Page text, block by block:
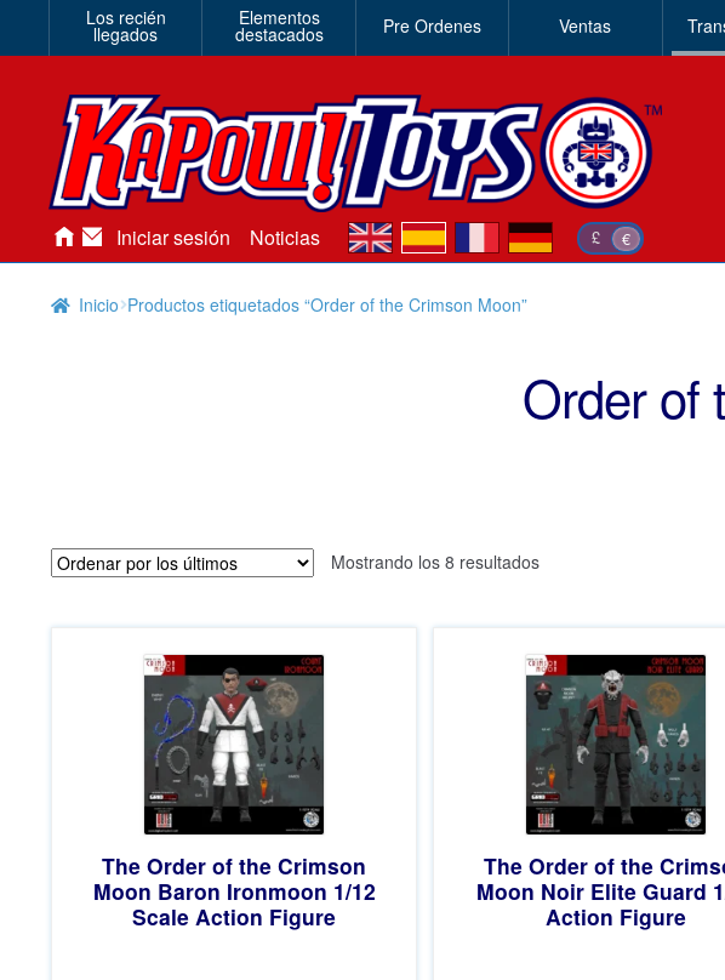
Los recién
llegados
Elementos
destacados Pre Ordenes Ventas
Iniciar sesión Noticias £ €
en es de
Inicio Productos etiquetados “Order of the Crimson Moon”
Order of
Mostrando los 8 resultadosOrdenado
The Order of the Crimson
Moon Baron Ironmoon 1/12
Scale Action Figure
The Order of the
Moon Noir Elite Guard
Action Figure